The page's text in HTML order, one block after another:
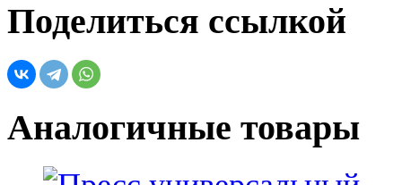
Поделиться ссылкой
Аналогичные товары